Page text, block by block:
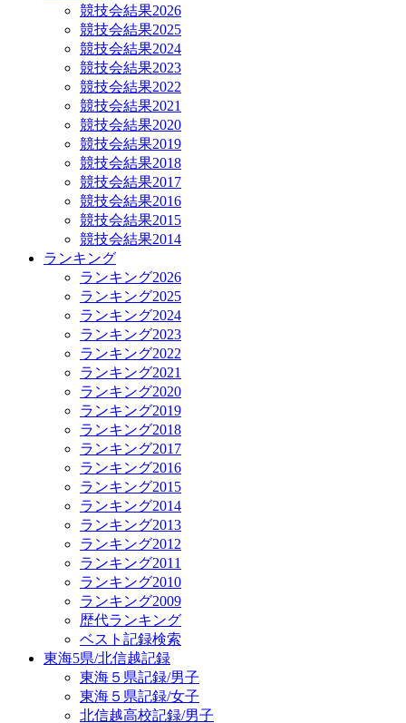
競技会結果2026
競技会結果2025
競技会結果2024
競技会結果2023
競技会結果2022
競技会結果2021
競技会結果2020
競技会結果2019
競技会結果2018
競技会結果2017
競技会結果2016
競技会結果2015
競技会結果2014
ランキング
ランキング2026
ランキング2025
ランキング2024
ランキング2023
ランキング2022
ランキング2021
ランキング2020
ランキング2019
ランキング2018
ランキング2017
ランキング2016
ランキング2015
ランキング2014
ランキング2013
ランキング2012
ランキング2011
ランキング2010
ランキング2009
歴代ランキング
ベスト記録検索
東海5県/北信越記録
東海５県記録/男子
東海５県記録/女子
北信越高校記録/男子